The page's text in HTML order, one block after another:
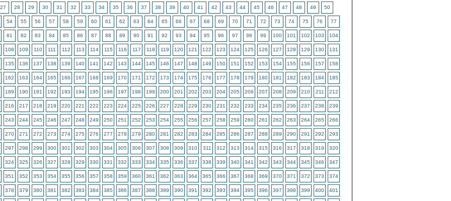
27 28 29 30 31 32 33 34 35 36 37 38 39 40 41 42 43 44 45 46 47 48 49 50
54 55 56 57 58 59 60 61 62 63 64 65 66 67 68 69 70 71 72 73 74 75 76 77
81 82 83 84 85 86 87 88 89 90 91 92 93 94 95 96 97 98 99 100 101 102 103 104
108 109 110 111 112 113 114 115 116 117 118 119 120 121 122 123 124 125 126 127 128 129 130 131
135 136 137 138 139 140 141 142 143 144 145 146 147 148 149 150 151 152 153 154 155 156 157 158
162 163 164 165 166 167 168 169 170 171 172 173 174 175 176 177 178 179 180 181 182 183 184 185
189 190 191 192 193 194 195 196 197 198 199 200 201 202 203 204 205 206 207 208 209 210 211 212
216 217 218 219 220 221 222 223 224 225 226 227 228 229 230 231 232 233 234 235 236 237 238 239
243 244 245 246 247 248 249 250 251 252 253 254 255 256 257 258 259 260 261 262 263 264 265 266
270 271 272 273 274 275 276 277 278 279 280 281 282 283 284 285 286 287 288 289 290 291 292 293
297 298 299 300 301 302 303 304 305 306 307 308 309 310 311 312 313 314 315 316 317 318 319 320
324 325 326 327 328 329 330 331 332 333 334 335 336 337 338 339 340 341 342 343 344 345 346 347
351 352 353 354 355 356 357 358 359 360 361 362 363 364 365 366 367 368 369 370 371 372 373 374
378 379 380 381 382 383 384 385 386 387 388 389 390 391 392 393 394 395 396 397 398 399 400 401